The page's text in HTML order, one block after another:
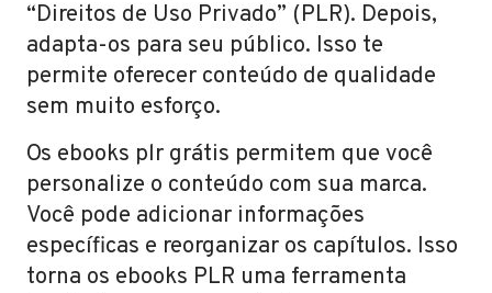
“Direitos de Uso Privado” (PLR). Depois,
adapta-os para seu público. Isso te
permite oferecer conteúdo de qualidade
sem muito esforço.
Os ebooks plr grátis permitem que você
personalize o conteúdo com sua marca.
Você pode adicionar informações
específicas e reorganizar os capítulos. Isso
torna os ebooks PLR uma ferramenta